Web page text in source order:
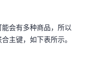
会有多种商品，所以
主键，如下表所示。